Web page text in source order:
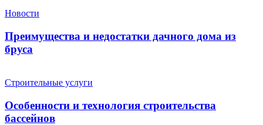
Новости
Преимущества и недостатки дачного дома из
бруса
Строительные услуги
Особенности и технология строительства
бассейнов